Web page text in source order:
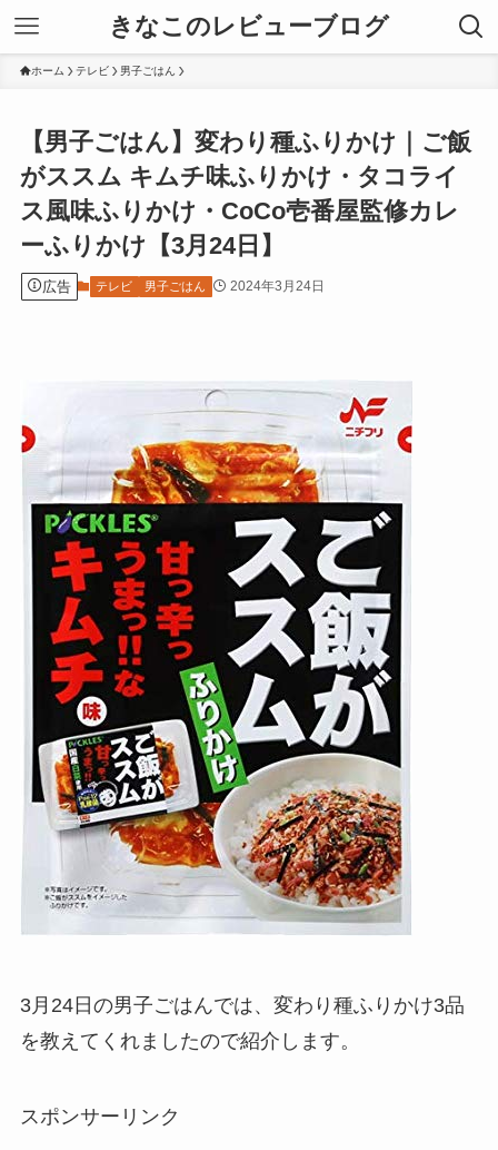
きなこのレビューブログ
ホーム テレビ 男子ごはん
【男子ごはん】変わり種ふりかけ｜ご飯
がススム キムチ味ふりかけ・タコライ
ス風味ふりかけ・CoCo壱番屋監修カレ
ーふりかけ【3月24日】
広告 テレビ 男子ごはん 2024年3月24日
3月24日の男子ごはんでは、変わり種ふりかけ3品
を教えてくれましたので紹介します。
スポンサーリンク